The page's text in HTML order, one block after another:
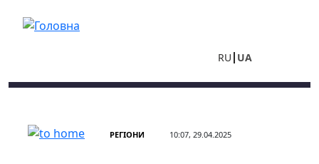
RU UA
РЕГІОНИ 10:07, 29.04.2025